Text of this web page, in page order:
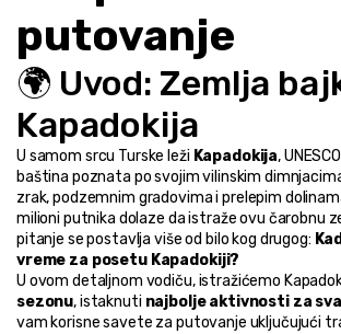
putovanje
🌍 Uvod: Zemlja
Kapadokija
U samom srcu Turske leži Kapadokija,
baština poznata po svojim vilinskim
zrak, podzemnim gradovima i prelepim
milioni putnika dolaze da istraže ovu čarobnu
pitanje se postavlja više od bilo kog drugog:
vreme za posetu Kapadokiji?
U ovom detaljnom vodiču, istražićemo
sezonu, istaknuti najbolje aktivnosti za
vam korisne savete za putovanje uključujući